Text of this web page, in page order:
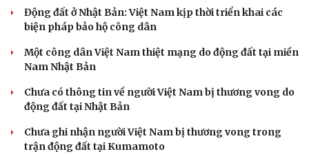
Doanh nghiệp
Doanh nghiệp 24h
Doanh nhân
Vì cộng đồng
Tin Công nghệ
Chuyển đổi số
Động đất ở Nhật Bản: Việt Nam kịp thời triển khai các
biện pháp bảo hộ công dân
Một công dân Việt Nam thiệt mạng do động đất tại miền
Nam Nhật Bản
Chưa có thông tin về người Việt Nam bị thương vong do
động đất tại Nhật Bản
Chưa ghi nhận người Việt Nam bị thương vong trong
trận động đất tại Kumamoto